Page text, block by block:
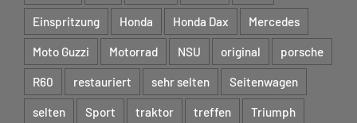
Einspritzung Honda Honda Dax Mercedes
Moto Guzzi Motorrad NSU original porsche
R60 restauriert sehr selten Seitenwagen
selten Sport traktor treffen Triumph